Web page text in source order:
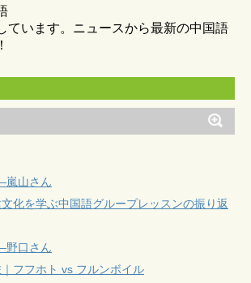
ています。ニュースから最新の中国語
山さん
化を学ぶ中国語グループレッスンの振り返
口さん
フフホト vs フルンボイル